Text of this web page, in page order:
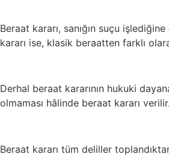
Beraat kararı, sanığın suçu
kararı ise, klasik beraatten farklı
Derhal beraat kararının hukuki
olmaması hâlinde beraat kararı
Beraat kararı tüm deliller